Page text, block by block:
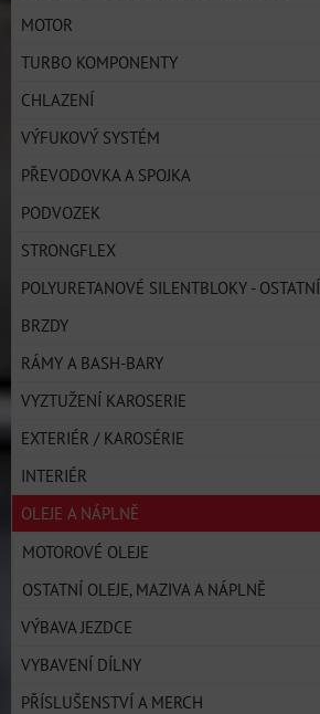
MOTOR
TURBO KOMPONENTY
CHLAZENÍ
VÝFUKOVÝ SYSTÉM
PŘEVODOVKA A SPOJKA
PODVOZEK
STRONGFLEX
POLYURETANOVÉ SILENTBLOKY - OSTATNÍ
BRZDY
RÁMY A BASH-BARY
VYZTUŽENÍ KAROSERIE
EXTERIÉR / KAROSÉRIE
INTERIÉR
OLEJE A NÁPLNĚ
MOTOROVÉ OLEJE
OSTATNÍ OLEJE, MAZIVA A NÁPLNĚ
VÝBAVA JEZDCE
VYBAVENÍ DÍLNY
PŘÍSLUŠENSTVÍ A MERCH